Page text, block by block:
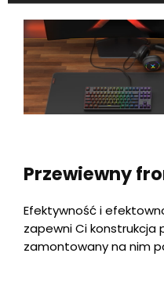
Przewiewny
Efektywność i
zapewni Ci konstrukcja
zamontowany na nim